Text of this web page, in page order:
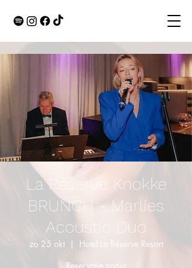
La Réserve Knokke
BRUNCH - Marlies
Acoustic Duo
zo 25 okt
  |
Hotel La Réserve Resort
Reservatie nodig